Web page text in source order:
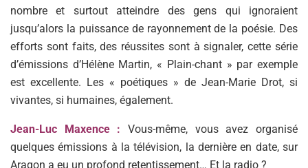
nombre et surtout atteindre des gens qui ignoraient
jusqu’alors la puissance de rayonnement de la poésie. Des
efforts sont faits, des réussites sont à signaler, cette série
d’émissions d’Hélène Martin, « Plain-chant » par exemple
est excellente. Les « poétiques » de Jean-Marie Drot, si
vivantes, si humaines, également.
Jean-Luc Maxence : Vous-même, vous avez organisé
quelques émissions à la télévision, la dernière en date, sur
Aragon a eu un profond retentissement… Et la radio ?